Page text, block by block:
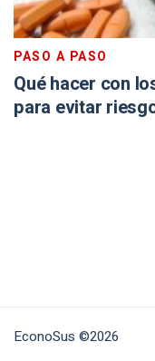
PASO A PASO
Qué hacer con
para evitar
EconoSus ©2026